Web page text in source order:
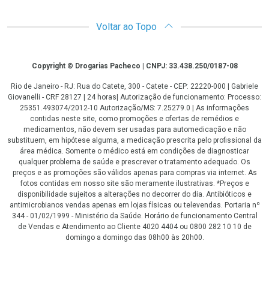
Voltar ao Topo
CopyrightCopyright © Drogarias Pacheco | CNPJ: 33.438.250/0187-08
Rio de Janeiro - RJ: Rua do Catete, 300 - Catete - CEP: 22220-000 | Gabriele
Giovanelli - CRF 28127 | 24 horas| Autorização de funcionamento: Processo:
25351.493074/2012-10 Autorização/MS: 7.25279.0 | As informações
contidas neste site, como promoções e ofertas de remédios e
medicamentos, não devem ser usadas para automedicação e não
substituem, em hipótese alguma, a medicação prescrita pelo profissional da
área médica. Somente o médico está em condições de diagnosticar
qualquer problema de saúde e prescrever o tratamento adequado. Os
preços e as promoções são válidos apenas para compras via internet. As
fotos contidas em nosso site são meramente ilustrativas. *Preços e
disponibilidade sujeitos a alterações no decorrer do dia. Antibióticos e
antimicrobianos vendas apenas em lojas físicas ou televendas. Portaria nº
344 - 01/02/1999 - Ministério da Saúde. Horário de funcionamento Central
de Vendas e Atendimento ao Cliente 4020 4404 ou 0800 282 10 10 de
domingo a domingo das 08h00 às 20h00.